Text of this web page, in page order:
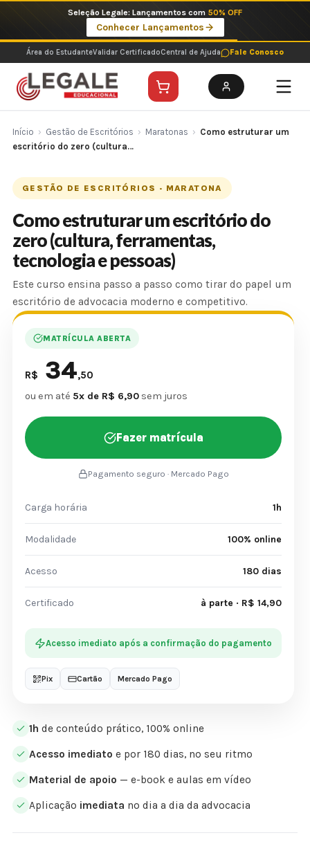
o
conteúdo
Seleção Legale: Lançamentos com 50% OFF
Conhecer Lançamentos
Área do EstudanteValidar CertificadoCentral de Ajuda Fale Conosco
Início › Gestão de Escritórios › Maratonas › Como estruturar um
escritório do zero (cultura…
GESTÃO DE ESCRITÓRIOS · MARATONA
Como estruturar um escritório do
zero (cultura, ferramentas,
tecnologia e pessoas)
Este curso ensina passo a passo como tirar do papel um
escritório de advocacia moderno e competitivo.
1h de conteúdo prático, 100% online
Acesso imediato e por 180 dias, no seu ritmo
Material de apoio — e-book e aulas em vídeo
Aplicação imediata no dia a dia da advocacia
MATRÍCULA ABERTA
R$ 34,50
ou em até 5x de R$ 6,90 sem juros
Fazer matrícula
Pagamento seguro · Mercado Pago
Carga horária 1h
Modalidade 100% online
Acesso 180 dias
Certificado à parte · R$ 14,90
Acesso imediato após a confirmação do pagamento
Pix Cartão Mercado Pago